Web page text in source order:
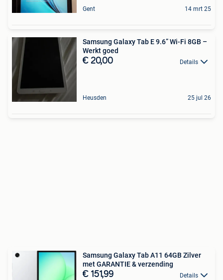
Gent 14 mrt 25
Samsung Galaxy Tab E 9.6” Wi-Fi 8GB –
Werkt goed
€ 20,00 Details
Heusden 25 jul 26
Samsung Galaxy Tab A11 64GB Zilver
met GARANTIE & verzending
€ 151,99 Details